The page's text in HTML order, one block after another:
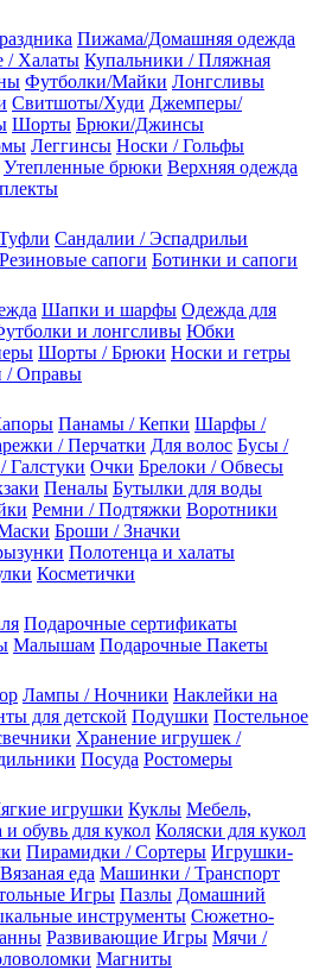
Пижама/Домашняя одежда
/ Халаты Купальники / Пляжная
Футболки/Майки Лонгсливы
Свитшоты/Худи Джемперы/
Шорты Брюки/Джинсы
Леггинсы Носки / Гольфы
Утепленные брюки Верхняя одежда
Сандалии / Эспадрильи
Резиновые сапоги Ботинки и сапоги
Шапки и шарфы Одежда для
и лонгсливы Юбки
Шорты / Брюки Носки и гетры
/ Оправы
Панамы / Кепки Шарфы /
/ Перчатки Для волос Бусы /
Галстуки Очки Брелоки / Обвесы
Пеналы Бутылки для воды
Ремни / Подтяжки Воротники
Броши / Значки
Полотенца и халаты
Косметички
Подарочные сертификаты
Малышам Подарочные Пакеты
Лампы / Ночники Наклейки на
для детской Подушки Постельное
Хранение игрушек /
Посуда Ростомеры
игрушки Куклы Мебель,
обувь для кукол Коляски для кукол
Пирамидки / Сортеры Игрушки-
Вязаная еда Машинки / Транспорт
Игры Пазлы Домашний
инструменты Сюжетно-
Развивающие Игры Мячи /
Магниты